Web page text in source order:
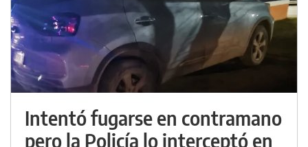
Intentó fugarse en contramano
pero la Policía lo interceptó en